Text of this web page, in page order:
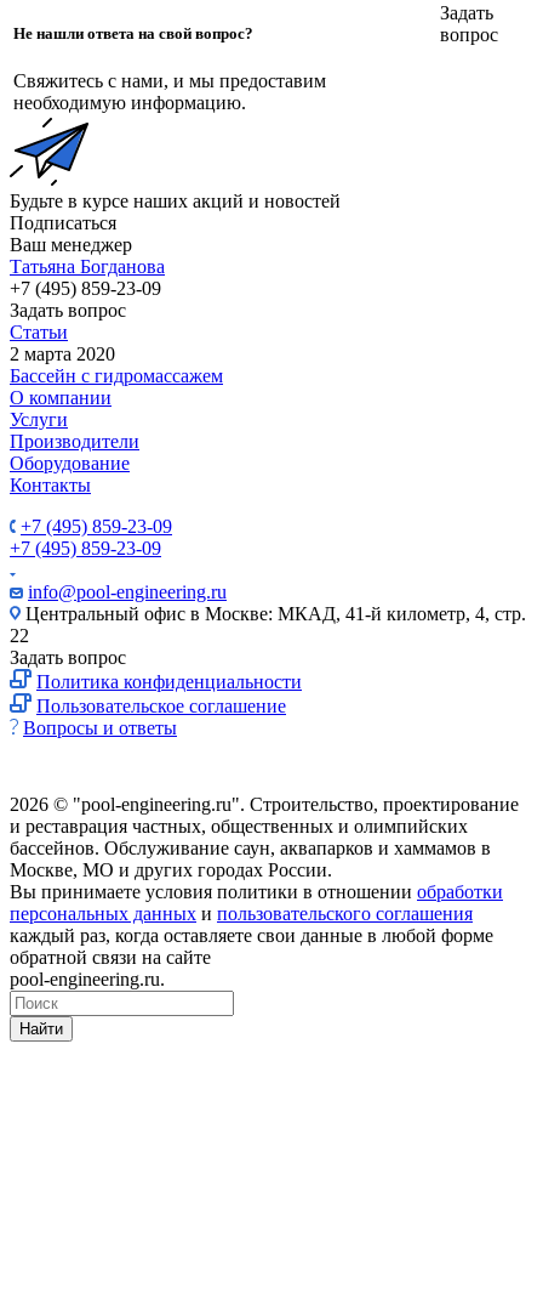
Не нашли ответа на свой вопрос?
Свяжитесь с нами, и мы предоставим
необходимую информацию.
Задать
вопрос
Будьте в курсе наших акций и новостей
Подписаться
Ваш менеджер
Татьяна Богданова
+7 (495) 859-23-09
Задать вопрос
Статьи
2 марта 2020
Бассейн с гидромассажем
О компании
Услуги
Производители
Оборудование
Контакты
+7 (495) 859-23-09
+7 (495) 859-23-09
info@pool-engineering.ru
Центральный офис в Москве: МКАД, 41-й километр, 4, стр.
22
Задать вопрос
Политика конфиденциальности
Пользовательское соглашение
Вопросы и ответы
2026 © "pool-engineering.ru". Cтроительство, проектирование
и реставрация частных, общественных и олимпийских
бассейнов. Обслуживание саун, аквапарков и хаммамов в
Москве, МО и других городах России.
Вы принимаете условия политики в отношении обработки
персональных данных и пользовательского соглашения
каждый раз, когда оставляете свои данные в любой форме
обратной связи на сайте
pool-engineering.ru.
Найти